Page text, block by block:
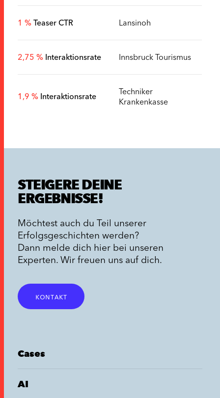
1 % Teaser CTR Lansinoh
2,75 % Interaktionsrate Innsbruck Tourismus
1,9 % Interaktionsrate
Techniker
Krankenkasse
STEIGERE DEINE
ERGEBNISSE!
Möchtest auch du Teil unserer
Erfolgsgeschichten werden?
Dann melde dich hier bei unseren
Experten. Wir freuen uns auf dich.
kontakt
Cases
AI